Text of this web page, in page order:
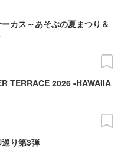
カス～あそぶの夏まつり＆
TERRACE 2026 -HAWAIIA
り第3弾